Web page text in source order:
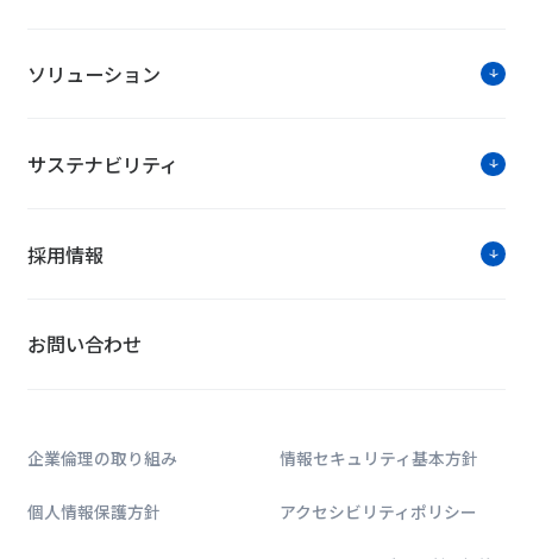
ソリューション
サステナビリティ
採用情報
お問い合わせ
企業倫理の取り組み 情報セキュリティ基本方針
個人情報保護方針 アクセシビリティポリシー